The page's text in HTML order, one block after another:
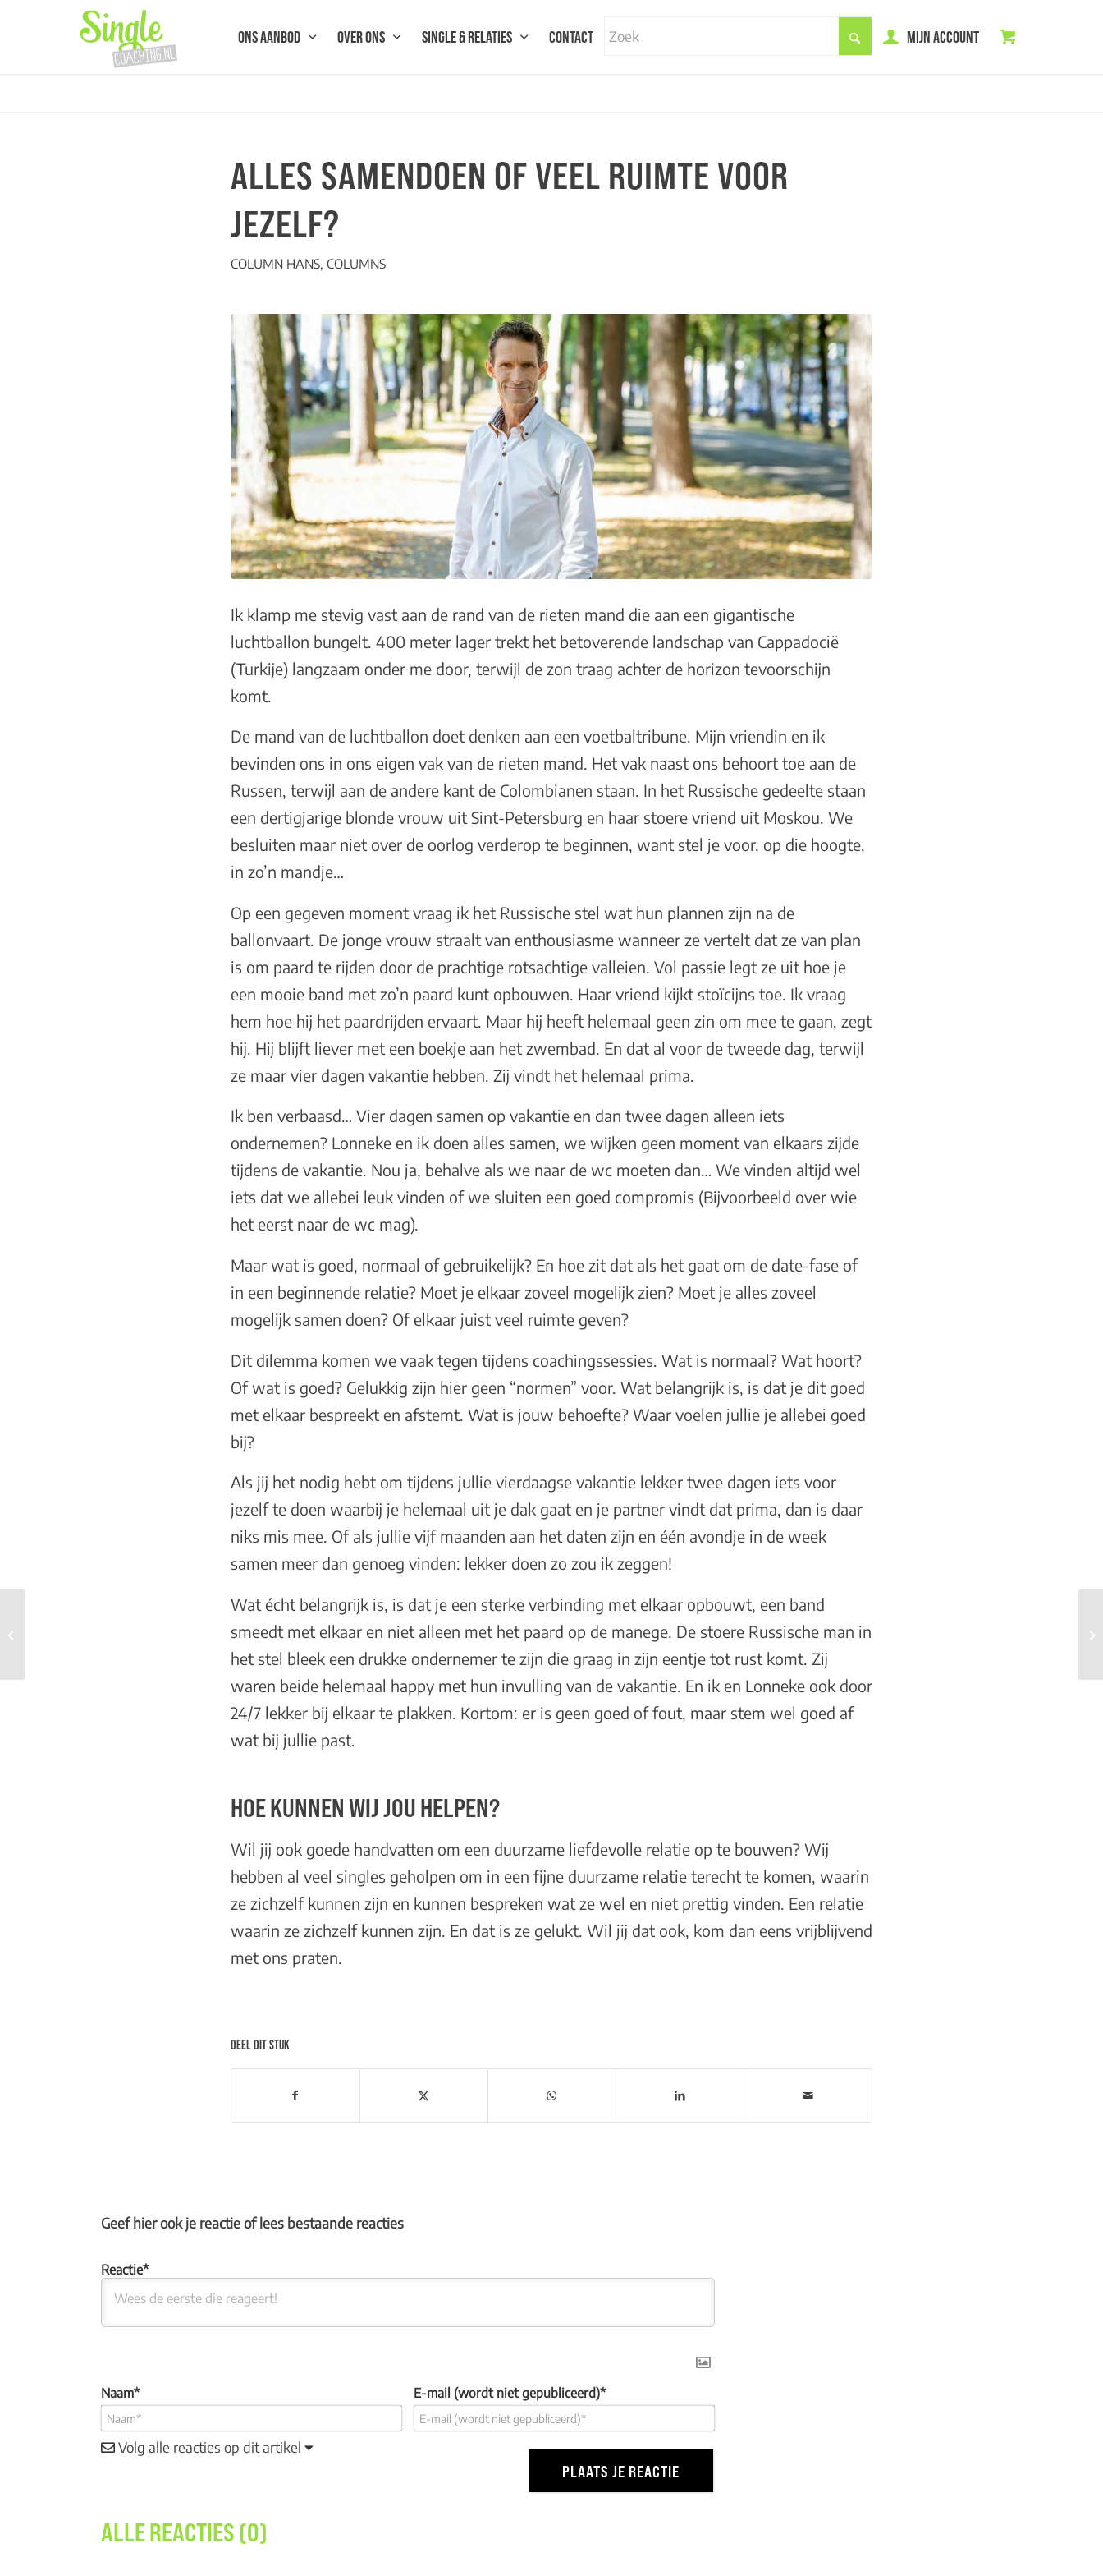
ONS AANBOD OVER ONS SINGLE & RELATIES CONTACT MIJN ACCOUNT
ALLES SAMENDOEN OF VEEL RUIMTE VOOR
JEZELF?
COLUMN HANS, COLUMNS
Ik klamp me stevig vast aan de rand van de rieten mand die aan een gigantische
luchtballon bungelt. 400 meter lager trekt het betoverende landschap van Cappadocië
(Turkije) langzaam onder me door, terwijl de zon traag achter de horizon tevoorschijn
komt.
De mand van de luchtballon doet denken aan een voetbaltribune. Mijn vriendin en ik
bevinden ons in ons eigen vak van de rieten mand. Het vak naast ons behoort toe aan de
Russen, terwijl aan de andere kant de Colombianen staan. In het Russische gedeelte staan
een dertigjarige blonde vrouw uit Sint-Petersburg en haar stoere vriend uit Moskou. We
besluiten maar niet over de oorlog verderop te beginnen, want stel je voor, op die hoogte,
in zo’n mandje…
Op een gegeven moment vraag ik het Russische stel wat hun plannen zijn na de
ballonvaart. De jonge vrouw straalt van enthousiasme wanneer ze vertelt dat ze van plan
is om paard te rijden door de prachtige rotsachtige valleien. Vol passie legt ze uit hoe je
een mooie band met zo’n paard kunt opbouwen. Haar vriend kijkt stoïcijns toe. Ik vraag
hem hoe hij het paardrijden ervaart. Maar hij heeft helemaal geen zin om mee te gaan, zegt
hij. Hij blijft liever met een boekje aan het zwembad. En dat al voor de tweede dag, terwijl
ze maar vier dagen vakantie hebben. Zij vindt het helemaal prima.
Ik ben verbaasd… Vier dagen samen op vakantie en dan twee dagen alleen iets
ondernemen? Lonneke en ik doen alles samen, we wijken geen moment van elkaars zijde
tijdens de vakantie. Nou ja, behalve als we naar de wc moeten dan… We vinden altijd wel
iets dat we allebei leuk vinden of we sluiten een goed compromis (Bijvoorbeeld over wie
het eerst naar de wc mag).
Maar wat is goed, normaal of gebruikelijk? En hoe zit dat als het gaat om de date-fase of
in een beginnende relatie? Moet je elkaar zoveel mogelijk zien? Moet je alles zoveel
mogelijk samen doen? Of elkaar juist veel ruimte geven?
Dit dilemma komen we vaak tegen tijdens coachingssessies. Wat is normaal? Wat hoort?
Of wat is goed? Gelukkig zijn hier geen “normen” voor. Wat belangrijk is, is dat je dit goed
met elkaar bespreekt en afstemt. Wat is jouw behoefte? Waar voelen jullie je allebei goed
bij?
Als jij het nodig hebt om tijdens jullie vierdaagse vakantie lekker twee dagen iets voor
jezelf te doen waarbij je helemaal uit je dak gaat en je partner vindt dat prima, dan is daar
niks mis mee. Of als jullie vijf maanden aan het daten zijn en één avondje in de week
samen meer dan genoeg vinden: lekker doen zo zou ik zeggen!
Wat écht belangrijk is, is dat je een sterke verbinding met elkaar opbouwt, een band
smeedt met elkaar en niet alleen met het paard op de manege. De stoere Russische man in
het stel bleek een drukke ondernemer te zijn die graag in zijn eentje tot rust komt. Zij
waren beide helemaal happy met hun invulling van de vakantie. En ik en Lonneke ook door
24/7 lekker bij elkaar te plakken. Kortom: er is geen goed of fout, maar stem wel goed af
wat bij jullie past.
HOE KUNNEN WIJ JOU HELPEN?
Wil jij ook goede handvatten om een duurzame liefdevolle relatie op te bouwen? Wij
hebben al veel singles geholpen om in een fijne duurzame relatie terecht te komen, waarin
ze zichzelf kunnen zijn en kunnen bespreken wat ze wel en niet prettig vinden. Een relatie
waarin ze zichzelf kunnen zijn. En dat is ze gelukt. Wil jij dat ook, kom dan eens vrijblijvend
met ons praten
DEEL DIT STUK
Geef hier ook je reactie of lees bestaande reacties
Naam* E-mail (wordt niet gepubliceerd)*
Volg alle reacties op dit artikel
ALLE REACTIES (0)